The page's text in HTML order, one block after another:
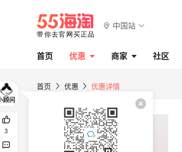
中国站
首页 优惠 商家 社区
首页 优惠 优惠详情
3